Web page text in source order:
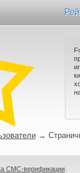
→
СМС-верификации.